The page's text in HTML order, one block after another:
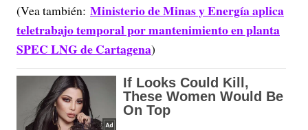
(Vea también: Ministerio de Minas y Energía aplica
teletrabajo temporal por mantenimiento en planta
SPEC LNG de Cartagena)